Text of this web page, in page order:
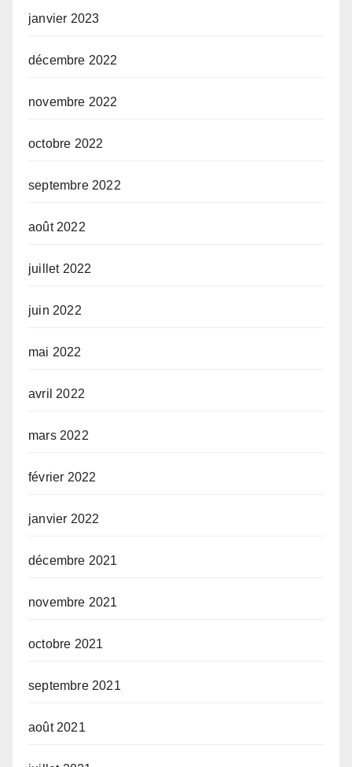
janvier 2023
décembre 2022
novembre 2022
octobre 2022
septembre 2022
août 2022
juillet 2022
juin 2022
mai 2022
avril 2022
mars 2022
février 2022
janvier 2022
décembre 2021
novembre 2021
octobre 2021
septembre 2021
août 2021